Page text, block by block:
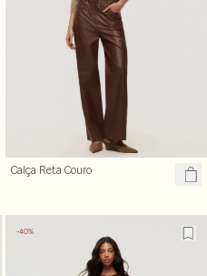
Calça Reta Couro
-40%